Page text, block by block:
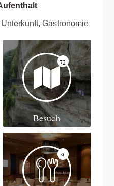
Gastronomie
72
Besuch
9